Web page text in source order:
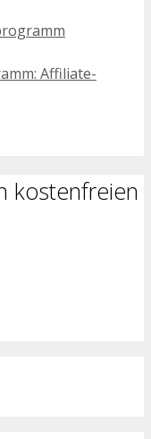
Affiliate-
kostenfreien